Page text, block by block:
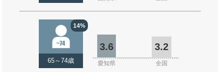
14%
65～74歳
3.6 3.2
愛知県 全国